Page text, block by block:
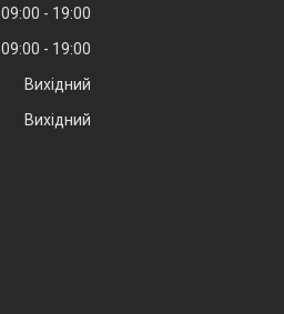
09:00
19:00
09:00
19:00
Вихідний
Вихідний